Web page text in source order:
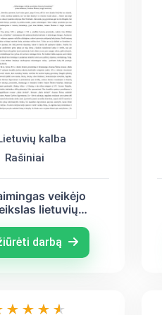
kalba
Rašiniai
veikėjo
lietuvių
Škėma, Jurgis
Savickis)
darbą